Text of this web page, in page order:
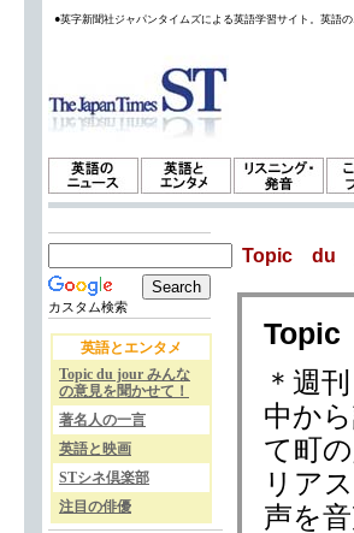
●英字新聞社ジャパンタイムズによる英語学習サイト。英語
カスタム検索
英語とエンタメ
Topic du jour みんな
の意見を聞かせて！
著名人の一言
英語と映画
STシネ倶楽部
注目の俳優
Topic du
＊週
中か
て町
リア
声を